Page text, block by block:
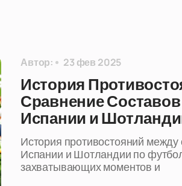
Автор: 23 фев 2025
История
Сравнение
Испании и
История противостояний
Испании и Шотландии по
захватывающих моментов и